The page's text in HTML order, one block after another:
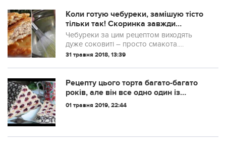
Коли готую чебуреки, замішую тісто
тільки так! Скоринка завжди
хрустка, а начинка неймовірно
соковита
Чебуреки за цим рецептом виходять
дуже соковиті – просто смакота.
Простий секрет перетворить звичайну
31 травня 2018, 13:39
Рецепту цього торта багато-багато
років, але він все одно один із
найсмачніших. Бо подобається усім!
01 травня 2019, 22:44